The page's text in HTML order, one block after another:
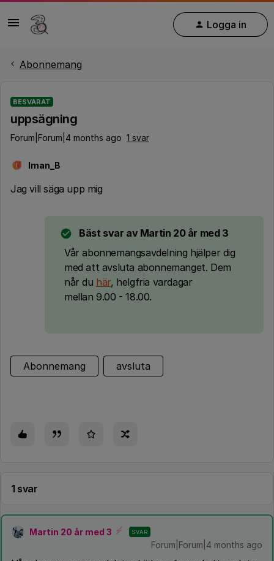
Logga in
Abonnemang
BESVARAT
uppsägning
Forum|Forum|4 months ago 1 svar
Iman_B
Jag vill säga upp mig
Bäst svar av Martin 20 år med 3
​Vår abonnemangsavdelning hjälper dig
med att avsluta abonnemanget. Dem
når du här, helgfria vardagar
mellan 9.00 - 18.00.
Abonnemang avsluta
1 svar
Martin 20 år med 3 SVAR
Forum|Forum|4 months ago